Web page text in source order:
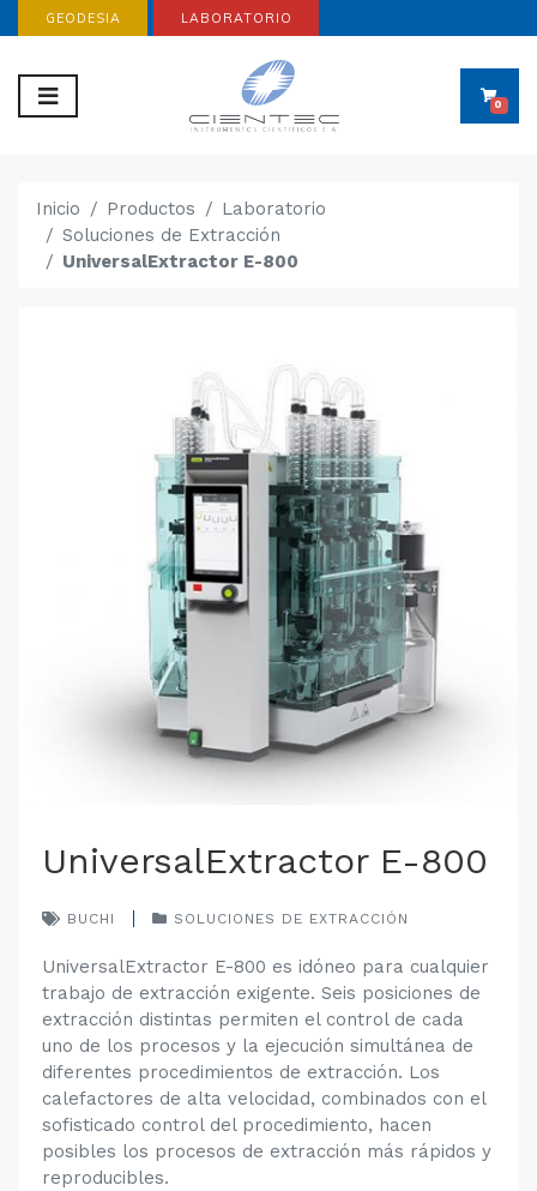
GEODESIA LABORATORIO
0
Inicio Productos
Laboratorio
Soluciones de Extracción
UniversalExtractor E-800
UniversalExtractor E-800
BUCHI SOLUCIONES DE EXTRACCIÓN
UniversalExtractor E-800 es idóneo para cualquier
trabajo de extracción exigente. Seis posiciones de
extracción distintas permiten el control de cada
uno de los procesos y la ejecución simultánea de
diferentes procedimientos de extracción. Los
calefactores de alta velocidad, combinados con el
sofisticado control del procedimiento, hacen
posibles los procesos de extracción más rápidos y
reproducibles.